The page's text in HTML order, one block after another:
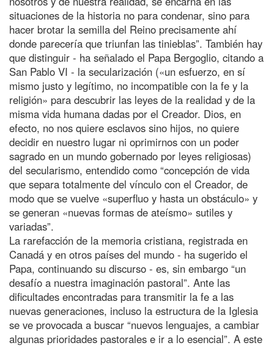
situaciones de la historia no para condenar, sino para
hacer brotar la semilla del Reino precisamente ahí
donde parecería que triunfan las tinieblas”. También hay
que distinguir - ha señalado el Papa Bergoglio, citando a
San Pablo VI - la secularización («un esfuerzo, en sí
mismo justo y legítimo, no incompatible con la fe y la
religión» para descubrir las leyes de la realidad y de la
misma vida humana dadas por el Creador. Dios, en
efecto, no nos quiere esclavos sino hijos, no quiere
decidir en nuestro lugar ni oprimirnos con un poder
sagrado en un mundo gobernado por leyes religiosas)
del secularismo, entendido como “concepción de vida
que separa totalmente del vínculo con el Creador, de
modo que se vuelve «superfluo y hasta un obstáculo» y
se generan «nuevas formas de ateísmo» sutiles y
variadas”.
La rarefacción de la memoria cristiana, registrada en
Canadá y en otros países del mundo - ha sugerido el
Papa, continuando su discurso - es, sin embargo “un
desafío a nuestra imaginación pastoral”. Ante las
dificultades encontradas para transmitir la fe a las
nuevas generaciones, incluso la estructura de la Iglesia
se ve provocada a buscar “nuevos lenguajes, a cambiar
algunas prioridades pastorales e ir a lo esencial”. A este